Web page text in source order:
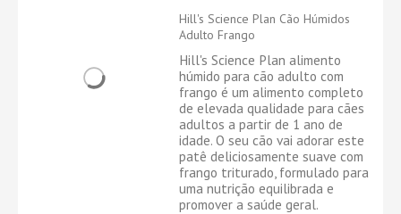
Hill's Science Plan Cão Húmidos
Adulto Frango
Hill's Science Plan alimento
húmido para cão adulto com
frango é um alimento completo
de elevada qualidade para cães
adultos a partir de 1 ano de
idade. O seu cão vai adorar este
patê deliciosamente suave com
frango triturado, formulado para
uma nutrição equilibrada e
promover a saúde geral.